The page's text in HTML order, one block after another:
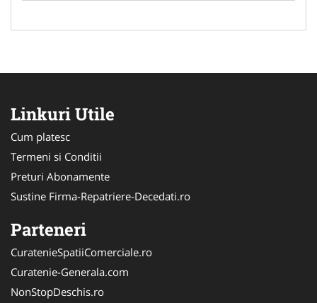
Linkuri Utile
Cum platesc
Termeni si Conditii
Preturi Abonamente
Sustine Firma-Repatriere-Decedati.ro
Parteneri
CuratenieSpatiiComerciale.ro
Curatenie-Generala.com
NonStopDeschis.ro